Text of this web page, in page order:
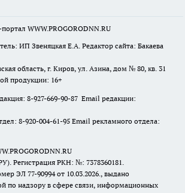
WWW.PROGORODNN.RU
ИП Звеняцкая Е.А. Редактор сайта: Бакаева
область, г. Киров, ул. Азина, дом № 80, кв. 31
продукции: 16+
8-927-669-90-87 Email редакции:
8-920-004-61-95 Email рекламного отдела:
Регистрация РКН: №: 7378360181.
ЭЛ 77-90994 от 10.03.2026., выдано
по надзору в сфере связи, информационных